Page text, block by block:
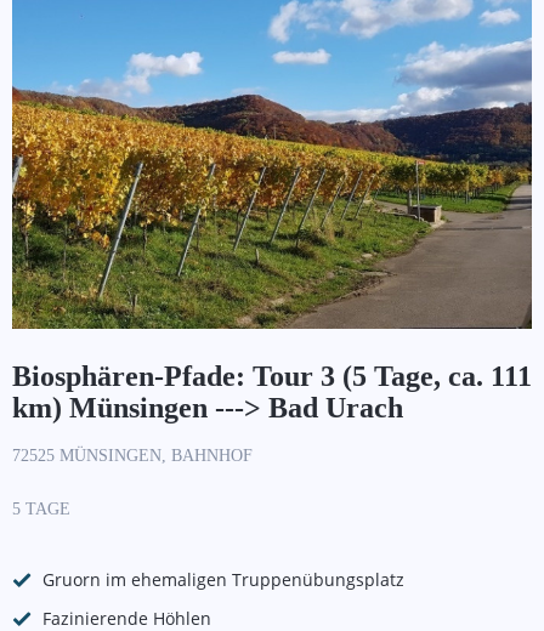
Biosphären-Pfade: Tour 3 (5 Tage, ca. 111
km) Münsingen ---> Bad Urach
72525 MÜNSINGEN, BAHNHOF
5 TAGE
Gruorn im ehemaligen Truppenübungsplatz
Fazinierende Höhlen